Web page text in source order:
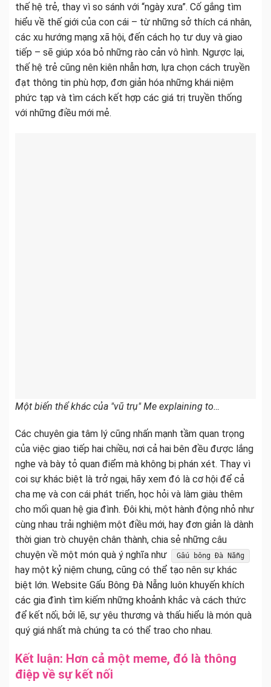
thế hệ trẻ, thay vì so sánh với “ngày xưa”. Cố gắng tìm
hiểu về thế giới của con cái – từ những sở thích cá nhân,
các xu hướng mạng xã hội, đến cách họ tư duy và giao
tiếp – sẽ giúp xóa bỏ những rào cản vô hình. Ngược lại,
thế hệ trẻ cũng nên kiên nhẫn hơn, lựa chọn cách truyền
đạt thông tin phù hợp, đơn giản hóa những khái niệm
phức tạp và tìm cách kết hợp các giá trị truyền thống
với những điều mới mẻ.
Một biến thể khác của "vũ trụ" Me explaining to…
Các chuyên gia tâm lý cũng nhấn mạnh tầm quan trọng
của việc giao tiếp hai chiều, nơi cả hai bên đều được lắng
nghe và bày tỏ quan điểm mà không bị phán xét. Thay vì
coi sự khác biệt là trở ngại, hãy xem đó là cơ hội để cả
cha mẹ và con cái phát triển, học hỏi và làm giàu thêm
cho mối quan hệ gia đình. Đôi khi, một hành động nhỏ như
cùng nhau trải nghiệm một điều mới, hay đơn giản là dành
thời gian trò chuyện chân thành, chia sẻ những câu
chuyện về một món quà ý nghĩa như
Gấu bông Đà Nẵng
hay một kỷ niệm chung, cũng có thể tạo nên sự khác
biệt lớn. Website Gấu Bông Đà Nẵng luôn khuyến khích
các gia đình tìm kiếm những khoảnh khắc và cách thức
để kết nối, bởi lẽ, sự yêu thương và thấu hiểu là món quà
quý giá nhất mà chúng ta có thể trao cho nhau.
Kết luận: Hơn cả một meme, đó là thông
điệp về sự kết nối